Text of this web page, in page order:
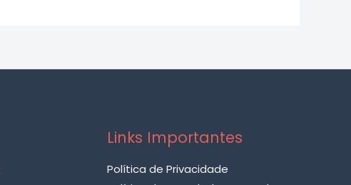
Links Importantes
Política de Privacidade